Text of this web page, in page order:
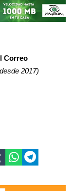
Correo
2017)